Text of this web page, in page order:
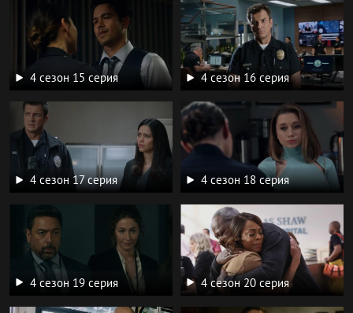
4 сезон 15 серия 4 сезон 16 серия
4 сезон 17 серия 4 сезон 18 серия
4 сезон 19 серия 4 сезон 20 серия